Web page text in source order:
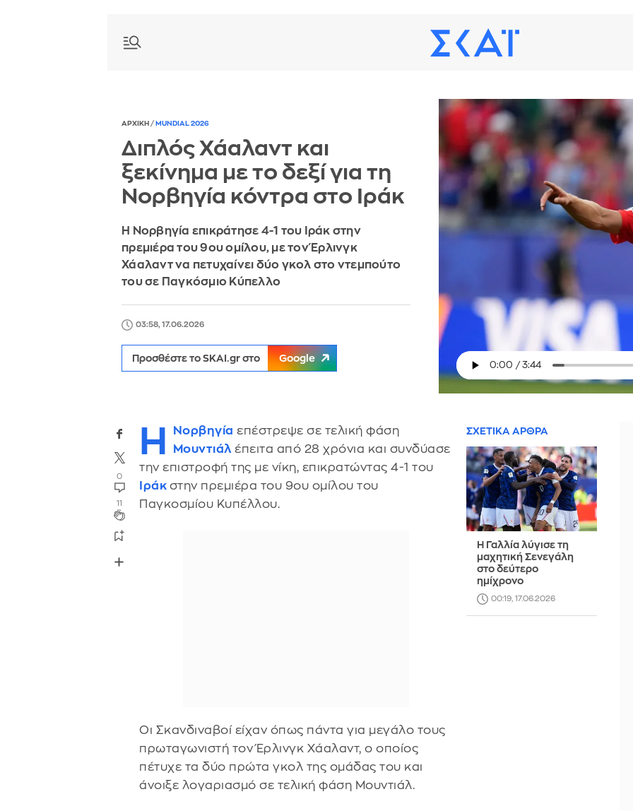
ΑΡΧΙΚΗ / MUNDIAL 2026
Διπλός Χάαλαντ και
ξεκίνημα με το δεξί για τη
Νορβηγία κόντρα στο Ιράκ
Η Νορβηγία επικράτησε 4-1 του Ιράκ στην
πρεμιέρα του 9ου ομίλου, με τον Έρλινγκ
Χάαλαντ να πετυχαίνει δύο γκολ στο ντεμπούτο
του σε Παγκόσμιο Κύπελλο
03:58, 17.06.2026
Προσθέστε το SKAI.gr στο Google
0
11
Η Νορβηγία επέστρεψε σε τελική φάση
Μουντιάλ έπειτα από 28 χρόνια και συνδύασε
την επιστροφή της με νίκη, επικρατώντας 4-1 του
Ιράκ στην πρεμιέρα του 9ου ομίλου του
Παγκοσμίου Κυπέλλου.
Οι Σκανδιναβοί είχαν όπως πάντα για μεγάλο τους
πρωταγωνιστή τον Έρλινγκ Χάαλαντ, ο οποίος
πέτυχε τα δύο πρώτα γκολ της ομάδας του και
άνοιξε λογαριασμό σε τελική φάση Μουντιάλ.
ΣΧΕΤΙΚΑ ΑΡΘΡΑ
Η Γαλλία λύγισε τη
μαχητική Σενεγάλη
στο δεύτερο
ημίχρονο
00:19, 17.06.2026